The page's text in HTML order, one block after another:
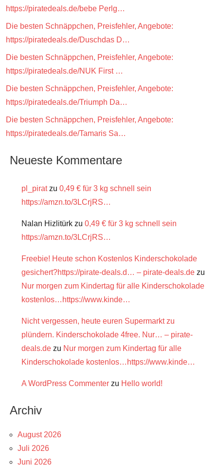
https://piratedeals.de/bebe Perlg…
Die besten Schnäppchen, Preisfehler, Angebote:
https://piratedeals.de/Duschdas D…
Die besten Schnäppchen, Preisfehler, Angebote:
https://piratedeals.de/NUK First …
Die besten Schnäppchen, Preisfehler, Angebote:
https://piratedeals.de/Triumph Da…
Die besten Schnäppchen, Preisfehler, Angebote:
https://piratedeals.de/Tamaris Sa…
Neueste Kommentare
pl_piratzu 0,49 € für 3 kg schnell sein
https://amzn.to/3LCrjRS…
Nalan Hizlitürk zu 0,49 € für 3 kg schnell sein
https://amzn.to/3LCrjRS…
Freebie! Heute schon Kostenlos Kinderschokolade
gesichert?https://pirate-deals.d… – pirate-deals.de zu
Nur morgen zum Kindertag für alle Kinderschokolade
kostenlos…https://www.kinde…
Nicht vergessen, heute euren Supermarkt zu
plündern. Kinderschokolade 4free. Nur… – pirate-
deals.de zu Nur morgen zum Kindertag für alle
Kinderschokolade kostenlos…https://www.kinde…
A WordPress Commenter zu Hello world!
Archiv
August 2026
Juli 2026
Juni 2026